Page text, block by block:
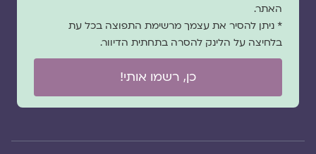
האתר.
* ניתן להסיר את עצמך מרשימת התפוצה בכל עת
בלחיצה על הלינק להסרה בתחתית הדיוור.
כן, רשמו אותי!